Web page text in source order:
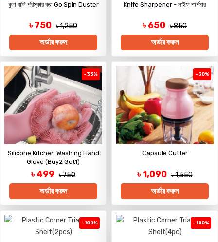
ধুলা বালি পরিস্কার করা Go Spin Duster
৳ 750 ৳ 1,250
অর্ডার করুন
Knife Sharpener - নাইফ শার্পনার
৳ 650 ৳ 850
অর্ডার করুন
-33%
Silicone Kitchen Washing Hand
Glove (Buy2 Get1)
৳ 499 ৳ 750
অর্ডার করুন
-30%
Capsule Cutter
৳ 1,090 ৳ 1,550
অর্ডার করুন
-100% -100%